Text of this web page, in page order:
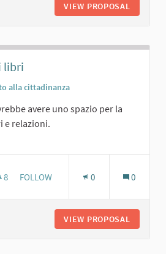
VIEW PROPOSAL
libri
alla cittadinanza
avere uno spazio per la
e relazioni.
8 8 FOLLOWERS
FOLLOW 0 0
VIEW PROPOSAL